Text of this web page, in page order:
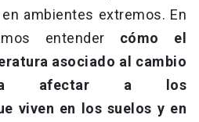
ambientes extremos. En
entender cómo el
asociado al cambio
afectar a los
viven en los suelos y en